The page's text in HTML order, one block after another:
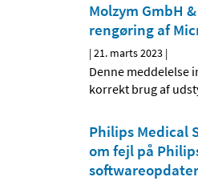
Molzym GmbH
rengøring af
|21. marts 2023 |
Denne meddelelse
korrekt brug af
Philips Medical
om fejl på